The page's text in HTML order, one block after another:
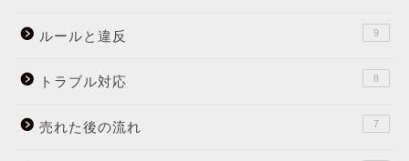
ルールと違反 9
トラブル対応 8
売れた後の流れ 7